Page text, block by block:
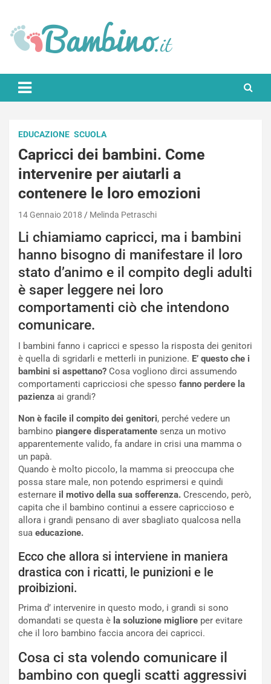
content
Bambino.it
EDUCAZIONE SCUOLA
Capricci dei bambini. Come
intervenire per aiutarli a
contenere le loro emozioni
14 Gennaio 2018 Melinda Petraschi
Li chiamiamo capricci, ma i bambini
hanno bisogno di manifestare il loro
stato d’animo e il compito degli adulti
è saper leggere nei loro
comportamenti ciò che intendono
comunicare.
I bambini fanno i capricci e spesso la risposta dei genitori
è quella di sgridarli e metterli in punizione. E’ questo che i
bambini si aspettano? Cosa vogliono dirci assumendo
comportamenti capricciosi che spesso fanno perdere la
pazienza ai grandi?
Non è facile il compito dei genitori, perché vedere un
bambino piangere disperatamente senza un motivo
apparentemente valido, fa andare in crisi una mamma o
un papà.
Quando è molto piccolo, la mamma si preoccupa che
possa stare male, non potendo esprimersi e quindi
esternare il motivo della sua sofferenza. Crescendo, però,
capita che il bambino continui a essere capriccioso e
allora i grandi pensano di aver sbagliato qualcosa nella
sua educazione.
Ecco che allora si interviene in maniera
drastica con i ricatti, le punizioni e le
proibizioni.
Prima d’ intervenire in questo modo, i grandi si sono
domandati se questa è la soluzione migliore per evitare
che il loro bambino faccia ancora dei capricci.
Cosa ci sta volendo comunicare il
bambino con quegli scatti aggressivi